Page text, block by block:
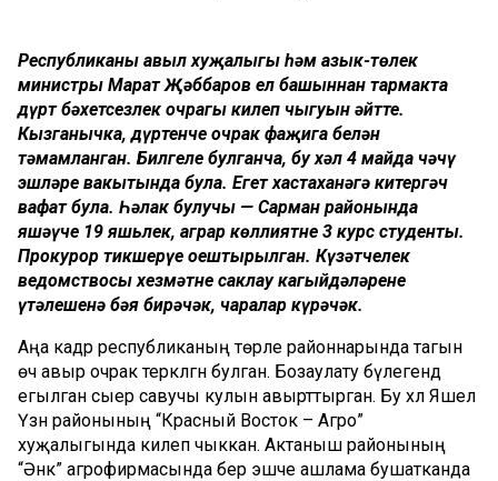
Республиканың авыл хуҗалыгы һәм азык-төлек
министры Марат Җәббаров ел башыннан тармакта
дүрт бәхетсезлек очрагы килеп чыгуын әйтте.
Кызганычка, дүртенче очрак фаҗига белән
тәмамланган. Билгеле булганча, бу хәл 4 майда чәчү
эшләре вакытында була. Егет хастаханәгә китергәч
вафат була. Һәлак булучы — Сарман районында
яшәүче 19 яшьлек, аграр көллиятнең 3 курс студенты.
Прокурор тикшерүе оештырылган. Күзәтчелек
ведомствосы хезмәтне саклау кагыйдәләренең
үтәлешенә бәя бирәчәк, чаралар күрәчәк.
Аңа кадәр республиканың төрле районнарында тагын
өч авыр очрак теркәлгән булган. Бозаулату бүлегендә
егылган сыер савучы кулын авырттырган. Бу хәл Яшел
Үзән районының “Красный Восток – Агро”
хуҗалыгында килеп чыккан. Актаныш районының
“Әнәк” агрофирмасында бер эшче ашлама бушатканда